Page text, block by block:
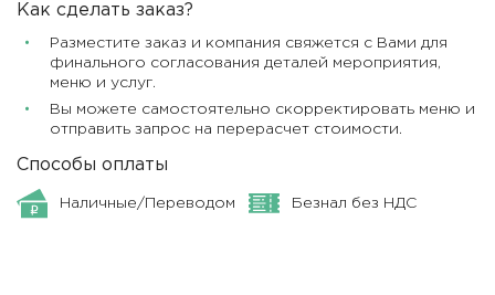
Как сделать заказ?
Разместите заказ и компания свяжется с Вами для
финального согласования деталей мероприятия,
меню и услуг.
Вы можете самостоятельно скорректировать меню и
отправить запрос на перерасчет стоимости.
Способы оплаты
Наличные/Переводом Безнал без НДС